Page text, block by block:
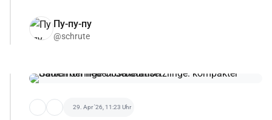
Пу-пу-пу
@schrute
29. Apr '26, 11:23 Uhr